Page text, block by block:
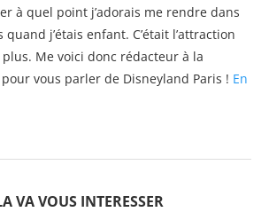
à quel point j’adorais me rendre dans
j’étais enfant. C’était l’attraction
Me voici donc rédacteur à la
vous parler de Disneyland Paris ! En
VA VOUS INTERESSER